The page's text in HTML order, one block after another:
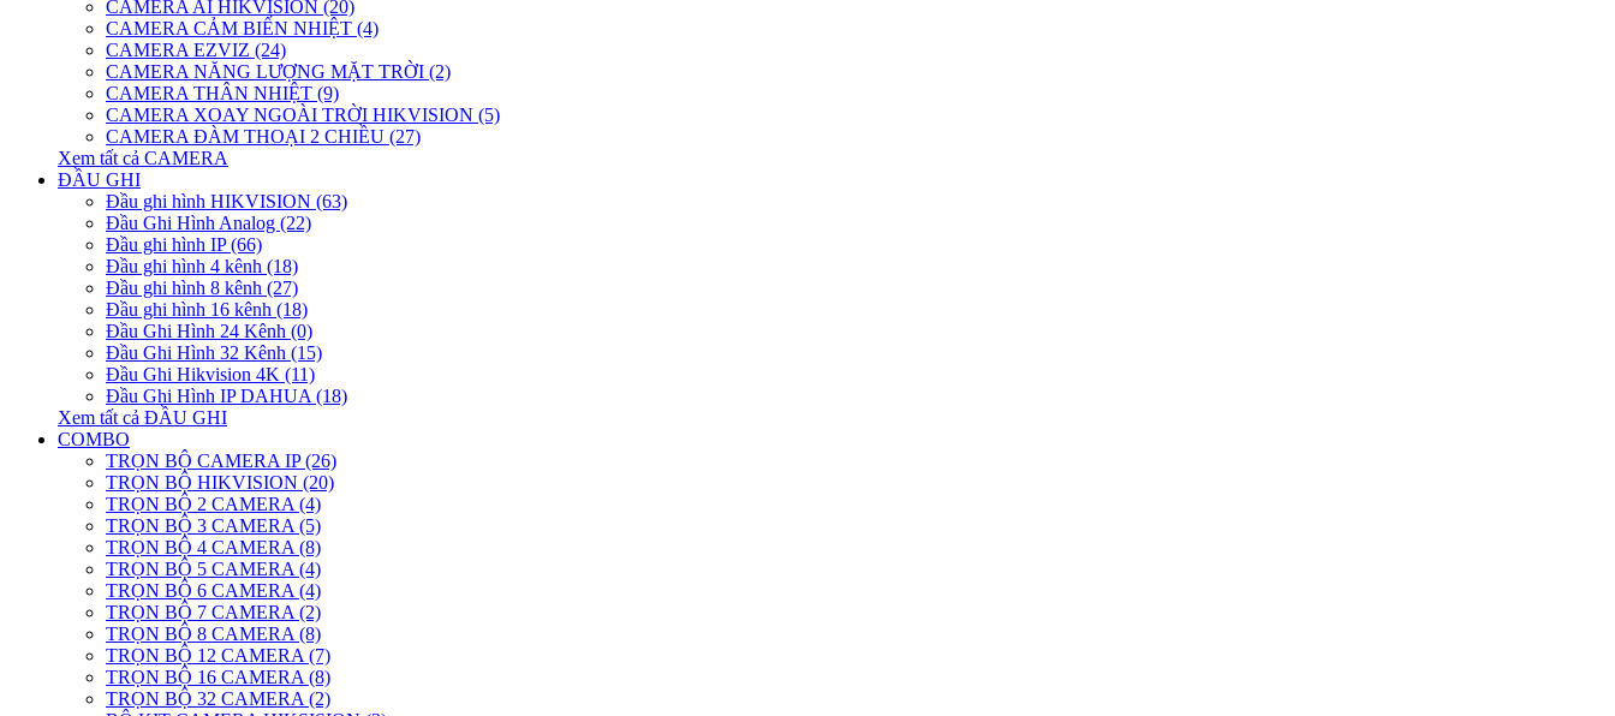
CAMERA AI HIKVISION (20)
CAMERA CẢM BIẾN NHIỆT (4)
CAMERA EZVIZ (24)
CAMERA NĂNG LƯỢNG MẶT TRỜI (2)
CAMERA THÂN NHIỆT (9)
CAMERA XOAY NGOÀI TRỜI HIKVISION (5)
CAMERA ĐÀM THOẠI 2 CHIỀU (27)
Xem tất cả CAMERA
ĐẦU GHI
Đầu ghi hình HIKVISION (63)
Đầu Ghi Hình Analog (22)
Đầu ghi hình IP (66)
Đầu ghi hình 4 kênh (18)
Đầu ghi hình 8 kênh (27)
Đầu ghi hình 16 kênh (18)
Đầu Ghi Hình 24 Kênh (0)
Đầu Ghi Hình 32 Kênh (15)
Đầu Ghi Hikvision 4K (11)
Đầu Ghi Hình IP DAHUA (18)
Xem tất cả ĐẦU GHI
COMBO
TRỌN BỘ CAMERA IP (26)
TRỌN BỘ HIKVISION (20)
TRỌN BỘ 2 CAMERA (4)
TRỌN BỘ 3 CAMERA (5)
TRỌN BỘ 4 CAMERA (8)
TRỌN BỘ 5 CAMERA (4)
TRỌN BỘ 6 CAMERA (4)
TRỌN BỘ 7 CAMERA (2)
TRỌN BỘ 8 CAMERA (8)
TRỌN BỘ 12 CAMERA (7)
TRỌN BỘ 16 CAMERA (8)
TRỌN BỘ 32 CAMERA (2)